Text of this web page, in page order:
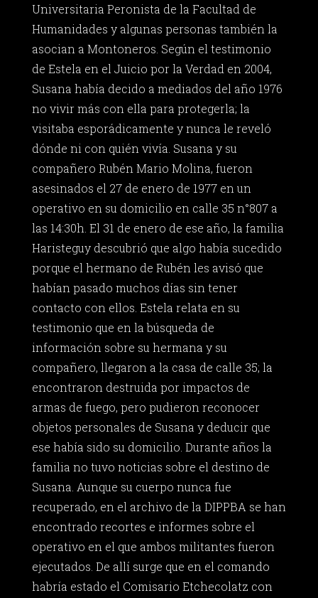
Universitaria Peronista de la Facultad de
Humanidades y algunas personas también la
asocian a Montoneros. Según el testimonio
de Estela en el Juicio por la Verdad en 2004,
Susana había decido a mediados del año 1976
no vivir más con ella para protegerla; la
visitaba esporádicamente y nunca le reveló
dónde ni con quién vivía. Susana y su
compañero Rubén Mario Molina, fueron
asesinados el 27 de enero de 1977 en un
operativo en su domicilio en calle 35 n°807 a
las 14:30h. El 31 de enero de ese año, la familia
Haristeguy descubrió que algo había sucedido
porque el hermano de Rubén les avisó que
habían pasado muchos días sin tener
contacto con ellos. Estela relata en su
testimonio que en la búsqueda de
información sobre su hermana y su
compañero, llegaron a la casa de calle 35; la
encontraron destruida por impactos de
armas de fuego, pero pudieron reconocer
objetos personales de Susana y deducir que
ese había sido su domicilio. Durante años la
familia no tuvo noticias sobre el destino de
Susana. Aunque su cuerpo nunca fue
recuperado, en el archivo de la DIPPBA se han
encontrado recortes e informes sobre el
operativo en el que ambos militantes fueron
ejecutados. De allí surge que en el comando
habría estado el Comisario Etchecolatz con